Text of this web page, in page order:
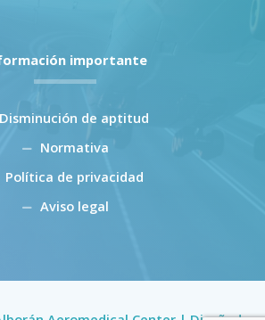
importante
Disminución de aptitud
Normativa
Política de privacidad
Aviso legal